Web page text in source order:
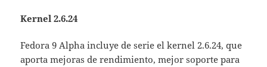
Kernel 2.6.24
Fedora 9 Alpha incluye de serie el kernel 2.6.24, que
aporta mejoras de rendimiento, mejor soporte para